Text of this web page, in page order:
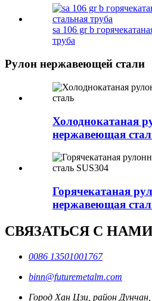
sa 106 gr b
труба
Рулон нержавеющей стали
Холоднокатаная
нержавеющая
Горячекатаная
нержавеющая
СВЯЗАТЬСЯ С
0086 13501001767
binn@futuremetalm.com
Город Хан Цзи, район